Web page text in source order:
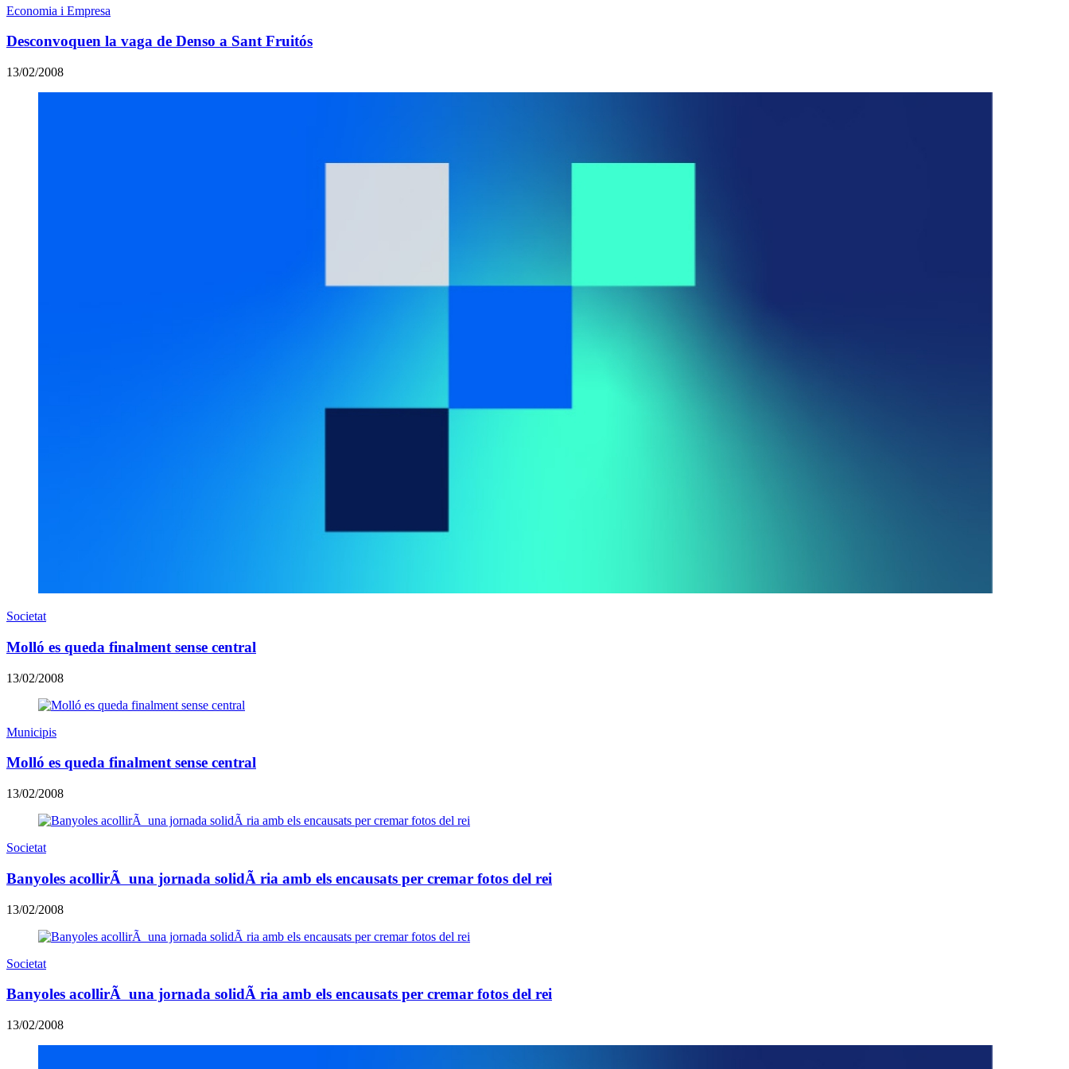
Economia i Empresa
Desconvoquen la vaga de Denso a Sant Fruitós
13/02/2008
Societat
Molló es queda finalment sense central
13/02/2008
Municipis
Molló es queda finalment sense central
13/02/2008
Societat
Banyoles acollirÃ una jornada solidÃ ria amb els encausats per cremar fotos del rei
13/02/2008
Societat
Banyoles acollirÃ una jornada solidÃ ria amb els encausats per cremar fotos del rei
13/02/2008